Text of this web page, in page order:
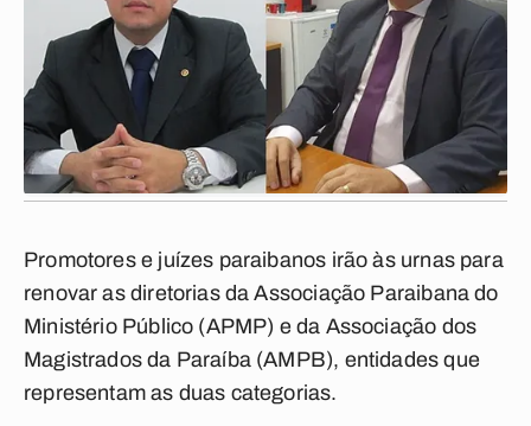
Promotores e juízes paraibanos irão às urnas para
renovar as diretorias da Associação Paraibana do
Ministério Público (APMP) e da Associação dos
Magistrados da Paraíba (AMPB), entidades que
representam as duas categorias.